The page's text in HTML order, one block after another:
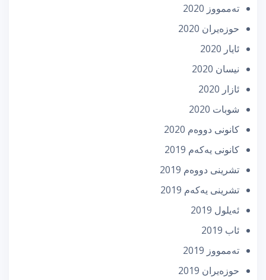
تەممووز 2020
حوزه‌یران 2020
ئایار 2020
نیسان 2020
ئازار 2020
شوبات 2020
كانونی دووه‌م 2020
كانونی یه‌كه‌م 2019
تشرینی دووه‌م 2019
تشرینی یه‌كه‌م 2019
ئه‌یلول 2019
ئاب 2019
تەممووز 2019
حوزه‌یران 2019